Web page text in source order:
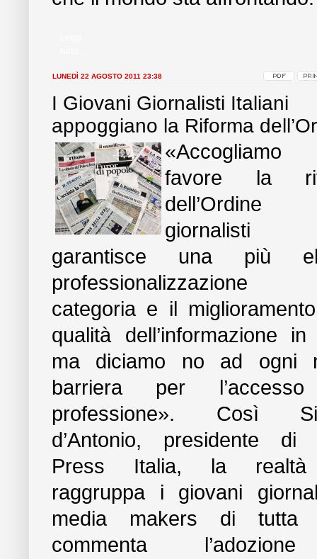
LUNEDÌ 22 AGOSTO 2011 23:38
I Giovani Giornalisti Italiani
appoggiano la Riforma
favore la
garantisce una più
professionalizzazione
categoria e il
qualità dell’informazione in
ma diciamo no ad ogni
barriera per
professione». Così
d’Antonio, presidente di
Press Italia, la
raggruppa i giovani
media makers di tutta
commenta